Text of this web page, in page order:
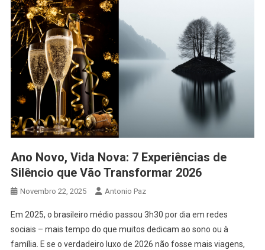
Ano Novo, Vida Nova: 7 Experiências de
Silêncio que Vão Transformar 2026
Novembro 22, 2025 Antonio Paz
Em 2025, o brasileiro médio passou 3h30 por dia em redes
sociais – mais tempo do que muitos dedicam ao sono ou à
família. E se o verdadeiro luxo de 2026 não fosse mais viagens,